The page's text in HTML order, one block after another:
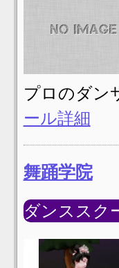
プロのダン
ール詳細
舞踊学院
ダンススク